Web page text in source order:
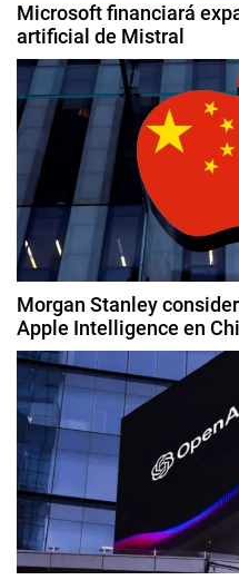
Microsoft financiará
artificial de Mistral
Morgan Stanley
Apple Intelligence en